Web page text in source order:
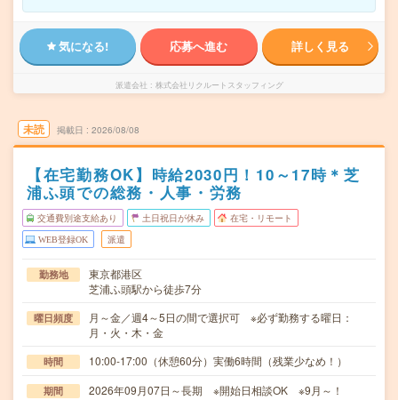
気になる! 応募へ進む 詳しく見る
派遣会社 株式会社リクルートスタッフィング
未読 掲載日 2026/08/08
【在宅勤務OK】時給2030円！10～17時＊芝
浦ふ頭での総務・人事・労務
交通費別途支給あり 土日祝日が休み 在宅・リモート
WEB登録OK 派遣
勤務地
東京都港区
芝浦ふ頭駅から徒歩7分
曜日頻度
月～金／週4～5日の間で選択可 ※必ず勤務する曜日：
月・火・木・金
時間 10:00-17:00（休憩60分）実働6時間（残業少なめ！）
期間 2026年09月07日～長期 ※開始日相談OK ※9月～！